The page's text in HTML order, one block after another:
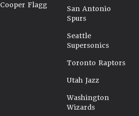
Cooper Flagg
San Antonio
Spurs
Seattle
Supersonics
Toronto Raptors
Utah Jazz
Washington
Wizards